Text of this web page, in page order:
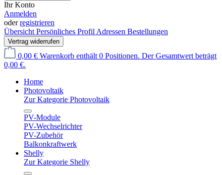
Ihr Konto
Anmelden
oderregistrieren
Übersicht Persönliches Profil Adressen Bestellungen
Vertrag widerrufen
0,00 € Warenkorb enthält 0 Positionen. Der Gesamtwert beträgt
0,00 €.
Home
Photovoltaik
Zur Kategorie Photovoltaik
PV-Module
PV-Wechselrichter
PV-Zubehör
Balkonkraftwerk
Shelly
Zur Kategorie Shelly